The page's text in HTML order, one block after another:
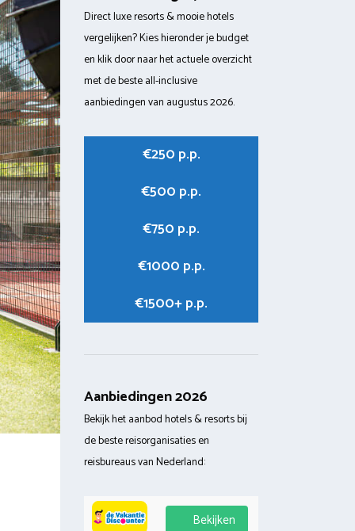
Direct luxe resorts & mooie hotels
vergelijken? Kies hieronder je budget
en klik door naar het actuele overzicht
met de beste all-inclusive
aanbiedingen van augustus 2026.
€250 p.p.
€500 p.p.
€750 p.p.
€1000 p.p.
€1500+ p.p.
Aanbiedingen 2026
Bekijk het aanbod hotels & resorts bij
de beste reisorganisaties en
reisbureaus van Nederland:
Bekijken